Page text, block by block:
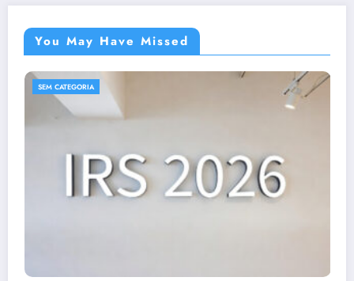
You May Have Missed